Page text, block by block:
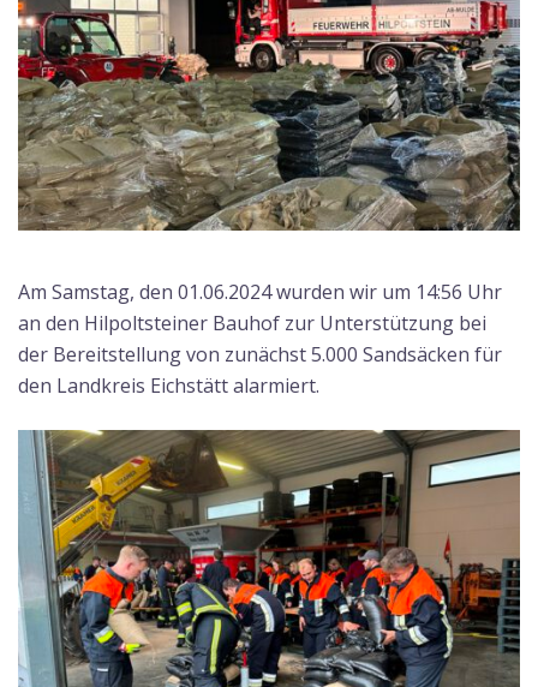
Am Samstag, den 01.06.2024 wurden wir um 14:56 Uhr
an den Hilpoltsteiner Bauhof zur Unterstützung bei
der Bereitstellung von zunächst 5.000 Sandsäcken für
den Landkreis Eichstätt alarmiert.